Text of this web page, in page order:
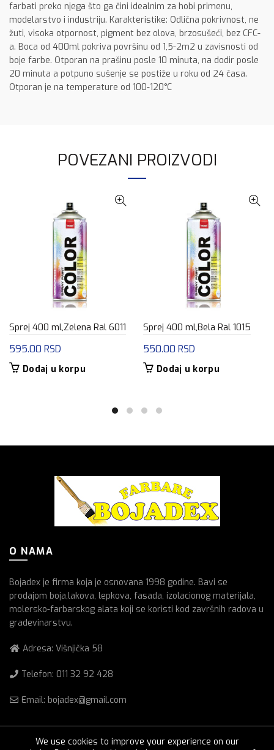
farbati preko njega što ga čini idealnim za hobi primenu,
modelarstvo i industriju. Karakteristike: Odlična pokrivnost, ne
žuti, visoka otpornost, pigment bez olova, brzosušeći, bez CFC-
a. Boca od 400ml pokriva površinu od 1,5-2m2 u zavisnosti od
boje farbe. Otporan na prašinu posle 10 minuta, na dodir posle
20 minuta a potpuno sušenje se postiže u roku od 24 časa.
Otporan je na temperature od 100-120°C
POVEZANI PROIZVODI
Sprej 400 ml,Zelena Ral 6011
595.00 RSD
Dodaj u korpu
Sprej 400 ml,Bela Ral 1015
550.00 RSD
Dodaj u korpu
O NAMA
Bojadex je firma koja je osnovana 1998 godine. Bavi se
prodajom boja,lakova, lepkova, fasada, izolacionog materijala,
molersko-farbarskog alata koji se koristi kod završnih radova u
gradevinarstvu.
Adresa: Višnjička 58
Telefon: 011 32 92 428
Email: bojadex@gmail.com
We use cookies to improve your experience on our